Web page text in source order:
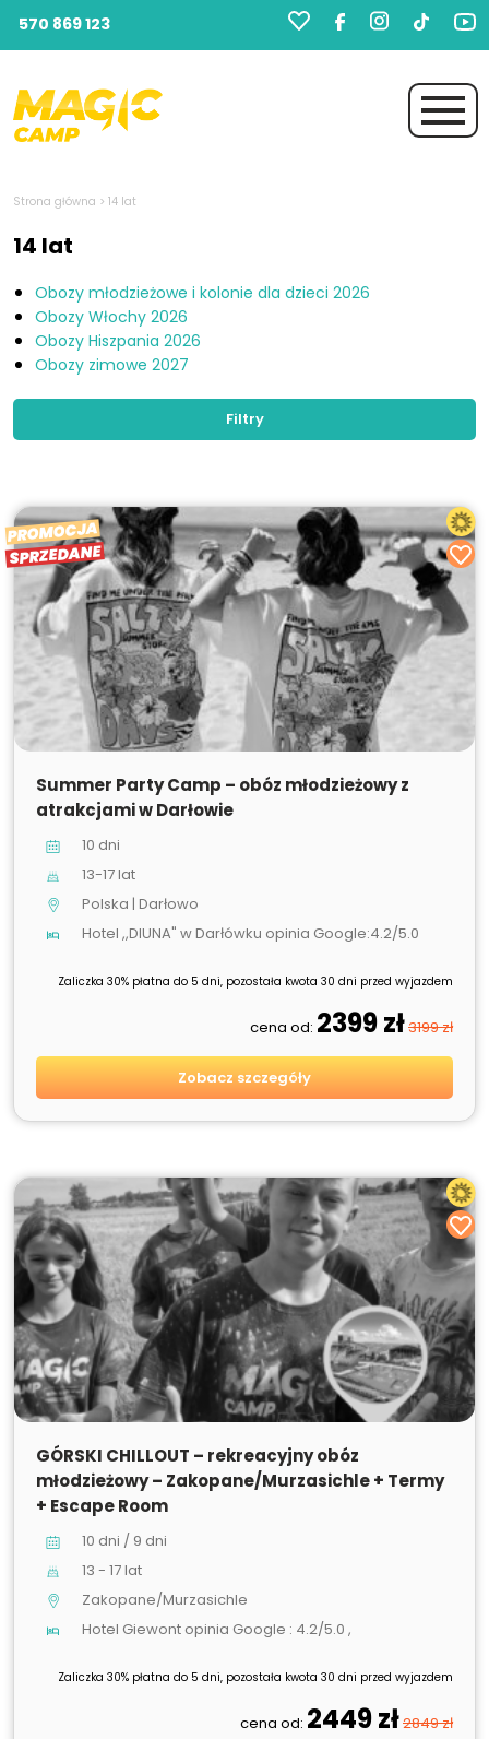
570 869 123
Strona główna > 14 lat
14 lat
Obozy młodzieżowe i kolonie dla dzieci 2026
Obozy Włochy 2026
Obozy Hiszpania 2026
Obozy zimowe 2027
Filtry
PROMOCJA
SPRZEDANE
SPRZEDANE
Summer Party Camp – obóz młodzieżowy z
atrakcjami w Darłowie
10 dni
13-17 lat
Polska | Darłowo
Hotel ,,DIUNA" w Darłówku opinia Google:4.2/5.0
Zaliczka 30% płatna do 5 dni, pozostała kwota 30 dni przed wyjazdem
cena od: 2399 zł3199 zł
Zobacz szczegóły
SPRZEDANE
GÓRSKI CHILLOUT – rekreacyjny obóz
młodzieżowy – Zakopane/Murzasichle + Termy
+ Escape Room
10 dni / 9 dni
13 - 17 lat
Zakopane/Murzasichle
Hotel Giewont opinia Google : 4.2/5.0 ,
Zaliczka 30% płatna do 5 dni, pozostała kwota 30 dni przed wyjazdem
cena od: 2449 zł2849 zł